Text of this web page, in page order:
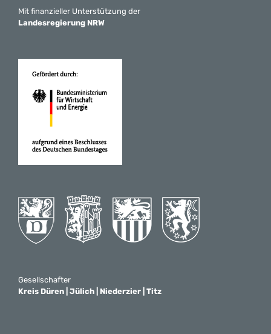
Mit finanzieller Unterstützung der
Landesregierung NRW
Gesellschafter
Kreis Düren | Jülich | Niederzier | Titz